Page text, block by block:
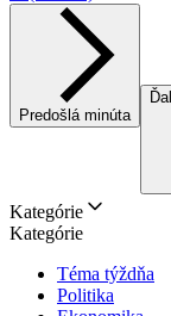
Predošlá minúta
Kategórie
Kategórie
Téma týždňa
Politika